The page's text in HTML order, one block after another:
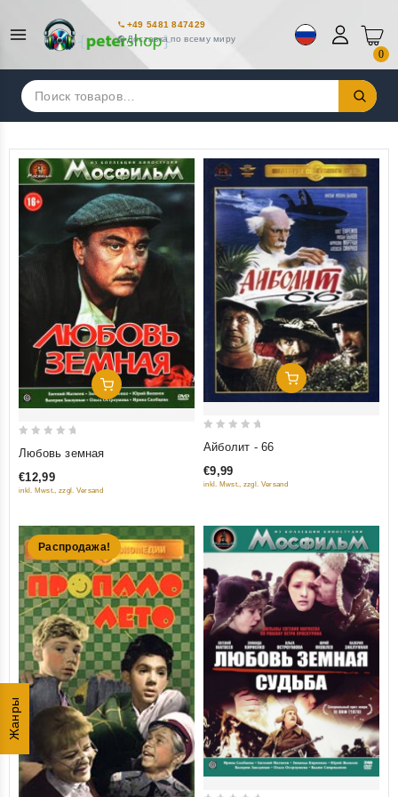
+49 5481 847429
Доставка по всему миру
0
Искать:
Жанры
Добавить В Корзину
of
Любовь земная
€12,99
inkl. Mwst., zzgl. Versand
Добавить В Корзину
of
Айболит - 66
€9,99
inkl. Mwst., zzgl. Versand
Распродажа!